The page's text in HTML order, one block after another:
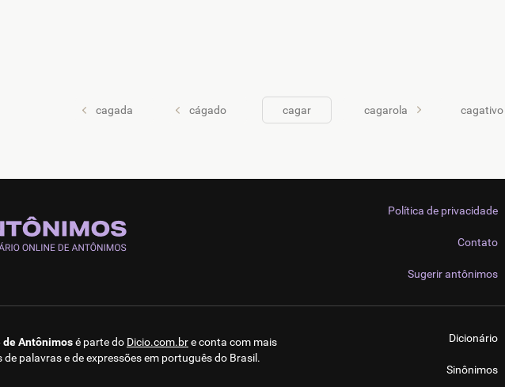
cagada cágado cagar cagarola cagativo
Política de privacidade
Contato
Sugerir antônimos
Antônimosé parte do Dicio.com.bre conta com mais
palavras e de expressões em português do Brasil.
Dicionário
Sinônimos